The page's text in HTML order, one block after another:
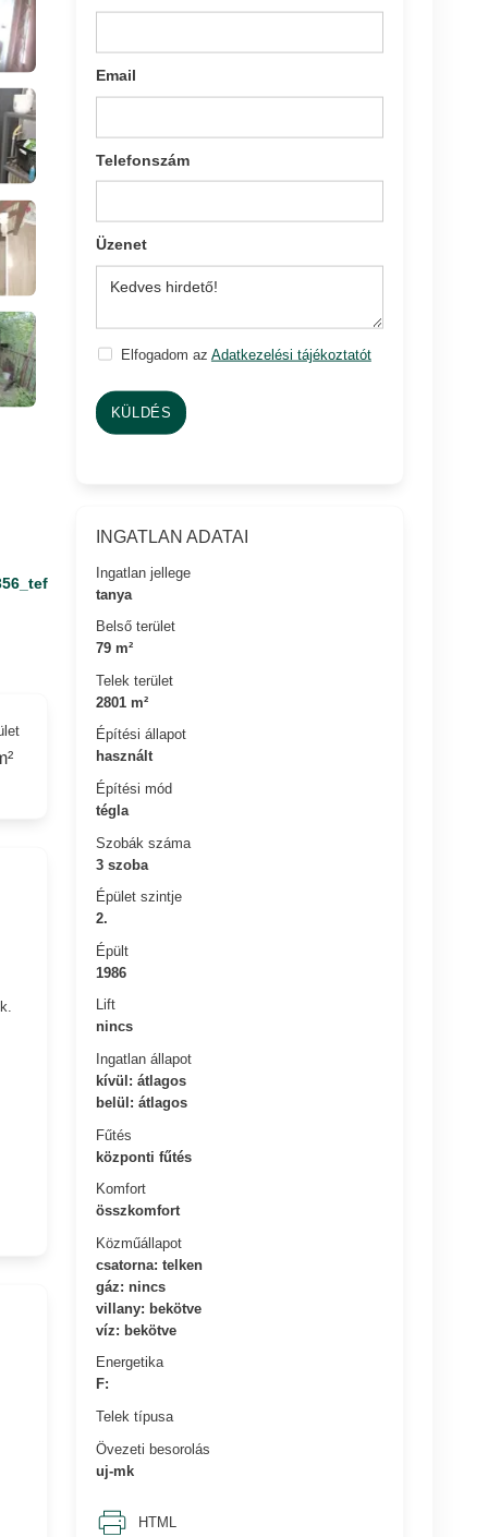
Email
Telefonszám
Üzenet
Elfogadom az Adatkezelési tájékoztatót
KÜLDÉS
INGATLAN ADATAI
Ingatlan jellege
tanya
Belső terület
79 m²
Telek terület
2801 m²
Építési állapot
használt
Építési mód
tégla
Szobák száma
3 szoba
Épület szintje
2.
Épült
1986
Lift
nincs
Ingatlan állapot
kívül: átlagos
belül: átlagos
Fűtés
központi fűtés
Komfort
összkomfort
Közműállapot
csatorna: telken
gáz: nincs
villany: bekötve
víz: bekötve
Energetika
F:
Telek típusa
Övezeti besorolás
uj-mk
HTML